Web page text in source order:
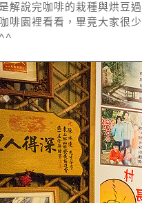
解說完咖啡的栽種與烘豆
啡園裡看看，畢竟大家很